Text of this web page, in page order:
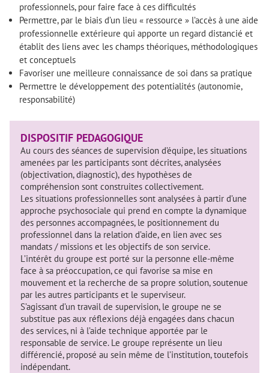
professionnels, pour faire face à ces difficultés
Permettre, par le biais d’un lieu « ressource » l’accès à une aide
professionnelle extérieure qui apporte un regard distancié et
établit des liens avec les champs théoriques, méthodologiques
et conceptuels
Favoriser une meilleure connaissance de soi dans sa pratique
Permettre le développement des potentialités (autonomie,
responsabilité)
DISPOSITIF PEDAGOGIQUE
Au cours des séances de supervision d’équipe, les situations
amenées par les participants sont décrites, analysées
(objectivation, diagnostic), des hypothèses de
compréhension sont construites collectivement.
Les situations professionnelles sont analysées à partir d’une
approche psychosociale qui prend en compte la dynamique
des personnes accompagnées, le positionnement du
professionnel dans la relation d’aide, en lien avec ses
mandats / missions et les objectifs de son service.
L’intérêt du groupe est porté sur la personne elle-même
face à sa préoccupation, ce qui favorise sa mise en
mouvement et la recherche de sa propre solution, soutenue
par les autres participants et le superviseur.
S’agissant d’un travail de supervision, le groupe ne se
substitue pas aux réflexions déjà engagées dans chacun
des services, ni à l’aide technique apportée par le
responsable de service. Le groupe représente un lieu
différencié, proposé au sein même de l’institution, toutefois
indépendant.